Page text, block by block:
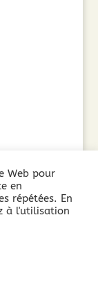
) 2024
Web pour
en
répétées. En
à l'utilisation